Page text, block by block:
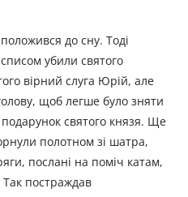
до сну. Тоді
убили святого
вірний слуга Юрій, але
щоб легше було зняти
святого князя. Ще
полотном зі шатра,
послані на поміч катам,
постраждав